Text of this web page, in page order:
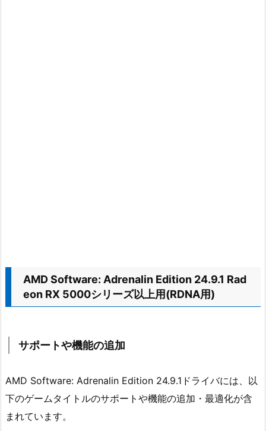
AMD Software: Adrenalin Edition 24.9.1 Rad
eon RX 5000シリーズ以上用(RDNA用)
サポートや機能の追加
AMD Software: Adrenalin Edition 24.9.1ドライバには、以
下のゲームタイトルのサポートや機能の追加・最適化が含
まれています。